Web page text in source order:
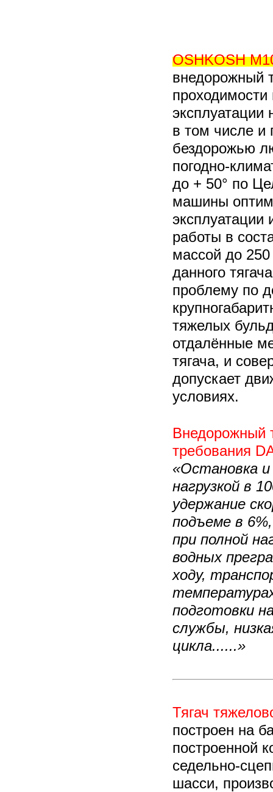
OSHKOSH
внедорожный
проходимости
эксплуатации
в том числе и
бездорожью
погодно-
до + 50° по
машины
эксплуатации
работы в
массой до
данного
проблему по
тяжелых
отдалённые
тягача, и
допускает
условиях.
Внедорожный
требования
«Остановка
нагрузкой в
удержание
подъеме в
при полной
водных
ходу,
подготовки
службы,
цикла......»
Тягач
построен на
построенной
седельно-
шасси,